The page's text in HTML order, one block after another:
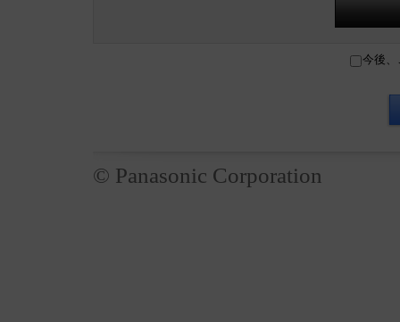
今後、
© Panasonic Corporation